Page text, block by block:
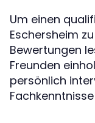
Um einen
Eschersheim
Bewertungen
Freunden
persönlich